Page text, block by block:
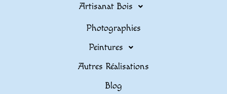
Artisanat Bois
Photographies
Peintures
Autres Réalisations
Blog